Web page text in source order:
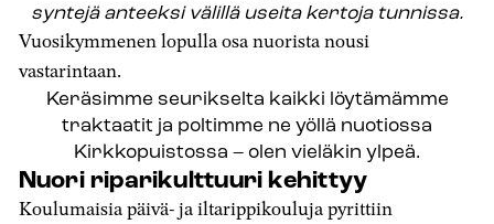
syntejä anteeksi välillä useita kertoja tunnissa.
Vuosikymmenen lopulla osa nuorista nousi
vastarintaan.
Keräsimme seurikselta kaikki löytämämme
traktaatit ja poltimme ne yöllä nuotiossa
Kirkkopuistossa – olen vieläkin ylpeä.
Nuori riparikulttuuri kehittyy
Koulumaisia päivä- ja iltarippikouluja pyrittiin